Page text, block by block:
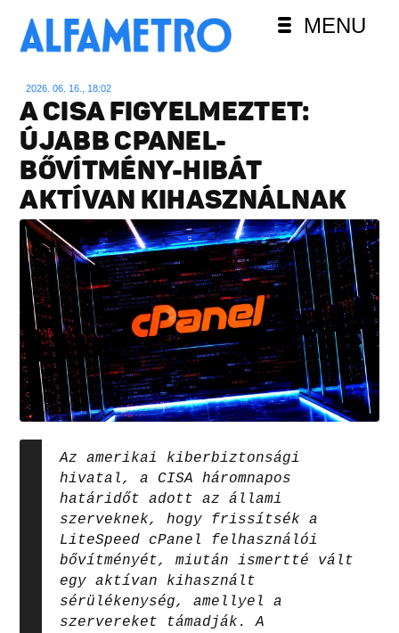
MENU
2026. 06. 16., 18:02
A CISA FIGYELMEZTET:
ÚJABB CPANEL-
BŐVÍTMÉNY-HIBÁT
AKTÍVAN KIHASZNÁLNAK
Az amerikai kiberbiztonsági
hivatal, a CISA háromnapos
határidőt adott az állami
szerveknek, hogy frissítsék a
LiteSpeed cPanel felhasználói
bővítményét, miután ismertté vált
egy aktívan kihasznált
sérülékenység, amellyel a
szervereket támadják. A